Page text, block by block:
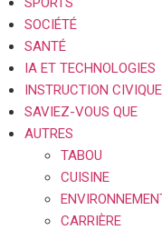
SOCIÉTÉ
SANTÉ
IA ET TECHNOLOGIES
INSTRUCTION
SAVIEZ-VOUS QUE
AUTRES
TABOU
CUISINE
CARRIÈRE